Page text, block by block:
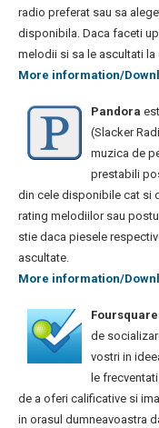
radio preferat sau sa
disponibila. Daca faceti
melodii si sa le ascultati la
More information/
Pandora
(Slacker
muzica de
prestabili
din cele disponibile cat si
rating melodiilor sau
stie daca piesele
ascultate.
More information/
Foursquare
de
vostri in
le
de a oferi calificative si
in orasul dumneavoastra